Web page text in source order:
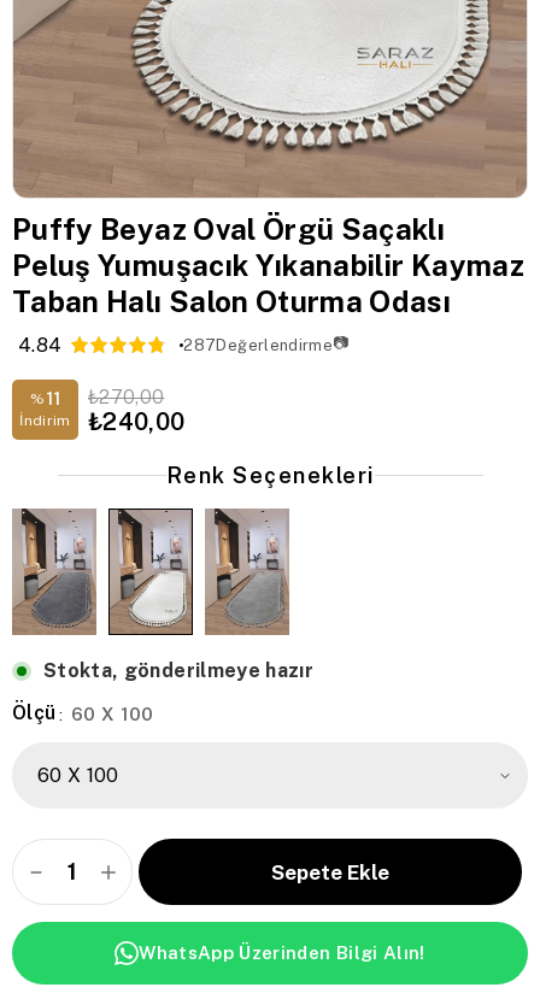
Puffy Beyaz Oval Örgü Saçaklı
Peluş Yumuşacık Yıkanabilir Kaymaz
Taban Halı Salon Oturma Odası
4.84 287Değerlendirme📷
% 11
İndirim
₺270,00
₺240,00
Renk Seçenekleri
Stokta, gönderilmeye hazır
Ölçü : 60 X 100
WhatsApp Üzerinden Bilgi Alın!